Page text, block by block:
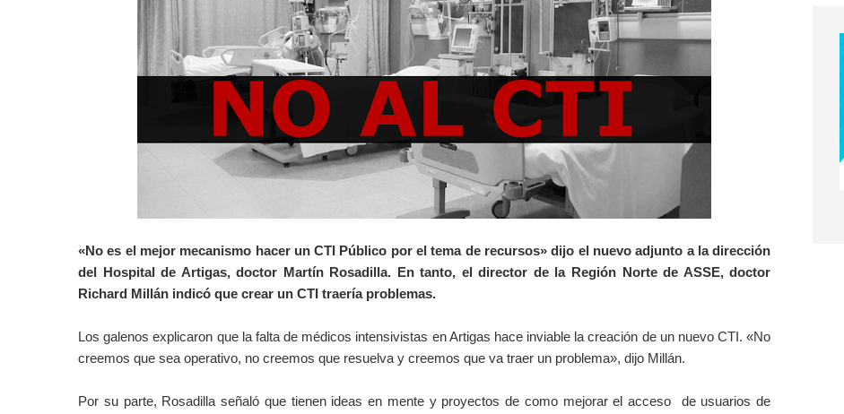
«No es el mejor mecanismo hacer un CTI Público por el tema de recursos» dijo el nuevo adjunto a la dirección
del Hospital de Artigas, doctor Martín Rosadilla. En tanto, el director de la Región Norte de ASSE, doctor
Richard Millán indicó que crear un CTI traería problemas.
Los galenos explicaron que la falta de médicos intensivistas en Artigas hace inviable la creación de un nuevo CTI. «No
creemos que sea operativo, no creemos que resuelva y creemos que va traer un problema», dijo Millán.
Por su parte, Rosadilla señaló que tienen ideas en mente y proyectos de como mejorar el acceso de usuarios de